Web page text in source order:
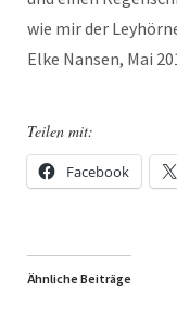
wie mir der
Elke Nansen, Mai
Teilen mit:
Facebook
Ähnliche Beiträge